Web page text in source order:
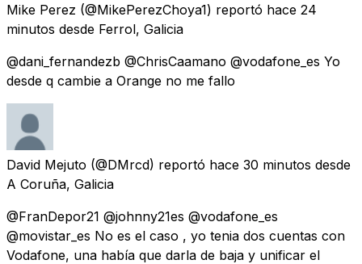
Mike Perez (@MikePerezChoya1) reportó hace 24
minutos desde Ferrol, Galicia
@dani_fernandezb @ChrisCaamano @vodafone_es Yo
desde q cambie a Orange no me fallo
David Mejuto (@DMrcd) reportó hace 30 minutos desde
A Coruña, Galicia
@FranDepor21 @johnny21es @vodafone_es
@movistar_es No es el caso , yo tenia dos cuentas con
Vodafone, una había que darla de baja y unificar el